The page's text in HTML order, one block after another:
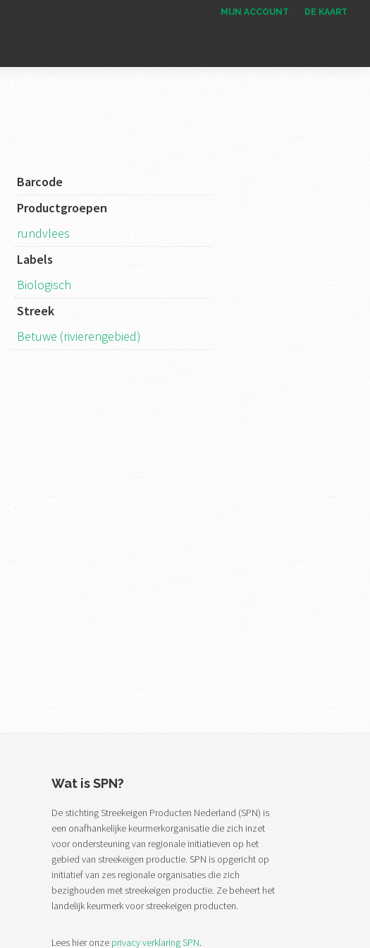
MIJN ACCOUNT DE KAART
Barcode
Productgroepen
rundvlees
Labels
Biologisch
Streek
Betuwe (rivierengebied)
Wat is SPN?
De stichting Streekeigen Producten Nederland (SPN) is
een onafhankelijke keurmerkorganisatie die zich inzet
voor ondersteuning van regionale initiatieven op het
gebied van streekeigen productie. SPN is opgericht op
initiatief van zes regionale organisaties die zich
bezighouden met streekeigen productie. Ze beheert het
landelijk keurmerk voor streekeigen producten.
Lees hier onze privacy verklaring SPN.